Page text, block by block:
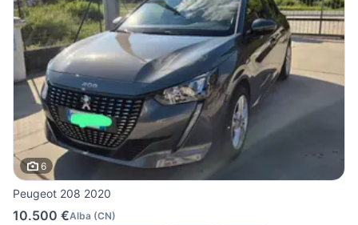
6
Peugeot 208 2020
10.500 €Alba (CN)